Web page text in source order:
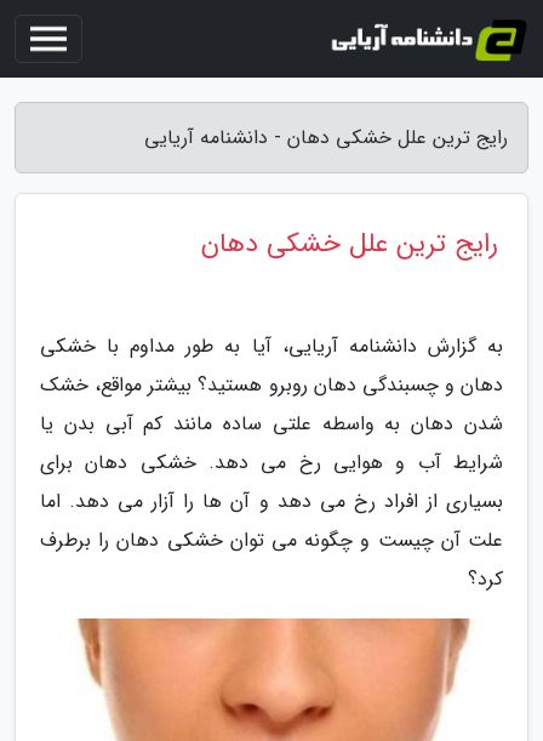
رایج ترین علل خشکی دهان - دانشنامه آریایی
رایج ترین علل خشکی دهان
به گزارش دانشنامه آریایی، آیا به طور مداوم با خشکی
دهان و چسبندگی دهان روبرو هستید؟ بیشتر مواقع، خشک
شدن دهان به واسطه علتی ساده مانند کم آبی بدن یا
شرایط آب و هوایی رخ می دهد. خشکی دهان برای
بسیاری از افراد رخ می دهد و آن ها را آزار می دهد. اما
علت آن چیست و چگونه می توان خشکی دهان را برطرف
کرد؟